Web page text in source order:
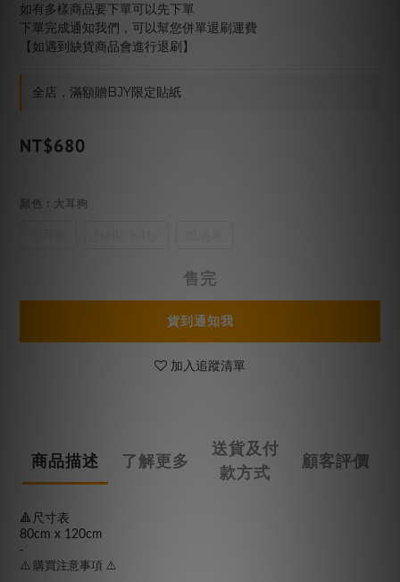
如有多樣商品要下單可以先下單
下單完成通知我們，可以幫您併單退刷運費
【如遇到缺貨商品會進行退刷】
全店，滿額贈BJY限定貼紙
NT$680
顏色 : 大耳狗
售完
貨到通知我
加入追蹤清單
商品描述 了解更多
送貨及付
款方式
顧客評價
🔺尺寸表
80cm x 120cm
-
⚠️ 購買注意事項 ⚠️